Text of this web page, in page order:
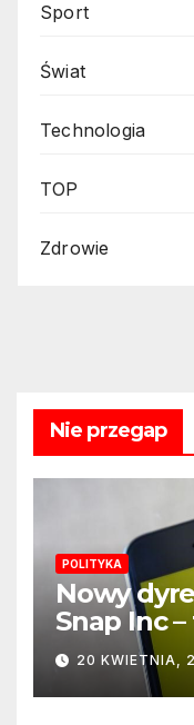
Sport
Świat
Technologia
TOP
Zdrowie
Nie przegap
POLITYKA
Nowy
Snap Inc
zmianę
20 KWIETNIA,